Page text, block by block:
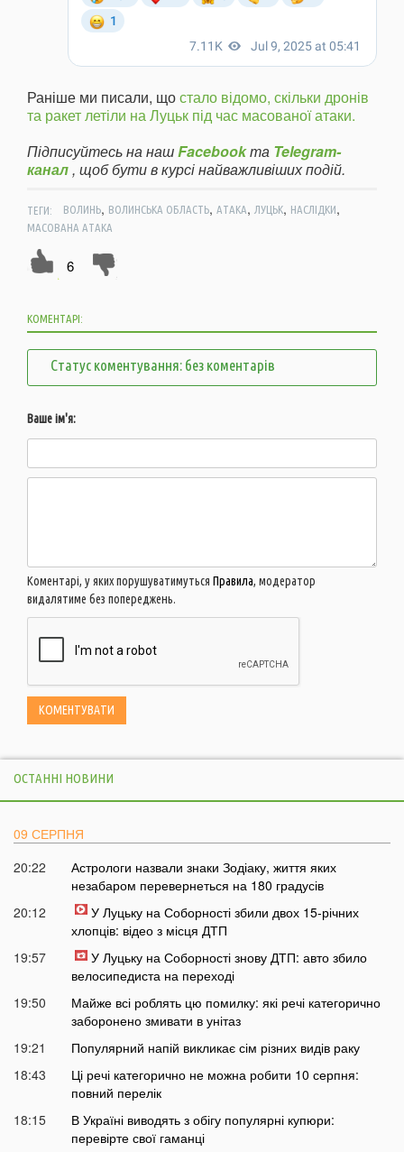
Раніше ми писали, щостало відомо, скільки дронів
та ракет летіли на Луцьк під час масованої атаки.
Підписуйтесь на нашFacebookта Telegram-
канал, щоб бути в курсі найважливіших подій.
ТЕГИ: ВОЛИНЬ, ВОЛИНСЬКА ОБЛАСТЬ, АТАКА, ЛУЦЬК, НАСЛІДКИ,
МАСОВАНА АТАКА
6
КОМЕНТАРІ:
Статус коментування: без коментарів
Ваше ім'я:
Коментарі, у яких порушуватимуться Правила, модератор
видалятиме без попереджень.
ОСТАННІ НОВИНИ
09 СЕРПНЯ
20:22
Астрологи назвали знаки Зодіаку, життя яких
незабаром перевернеться на 180 градусів
20:12
У Луцьку на Соборності збили двох 15-річних
хлопців: відео з місця ДТП
19:57
У Луцьку на Соборності знову ДТП: авто збило
велосипедиста на переході
19:50
Майже всі роблять цю помилку: які речі категорично
заборонено змивати в унітаз
19:21
Популярний напій викликає сім різних видів раку
18:43
Ці речі категорично не можна робити 10 серпня:
повний перелік
18:15
В Україні виводять з обігу популярні купюри:
перевірте свої гаманці